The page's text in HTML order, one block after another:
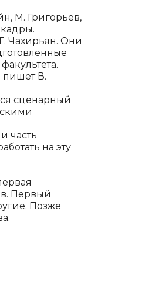
М. Григорьев,
Чахирьян. Они
пишет В.
сценарный
часть
на эту
Пер­вый
Позже